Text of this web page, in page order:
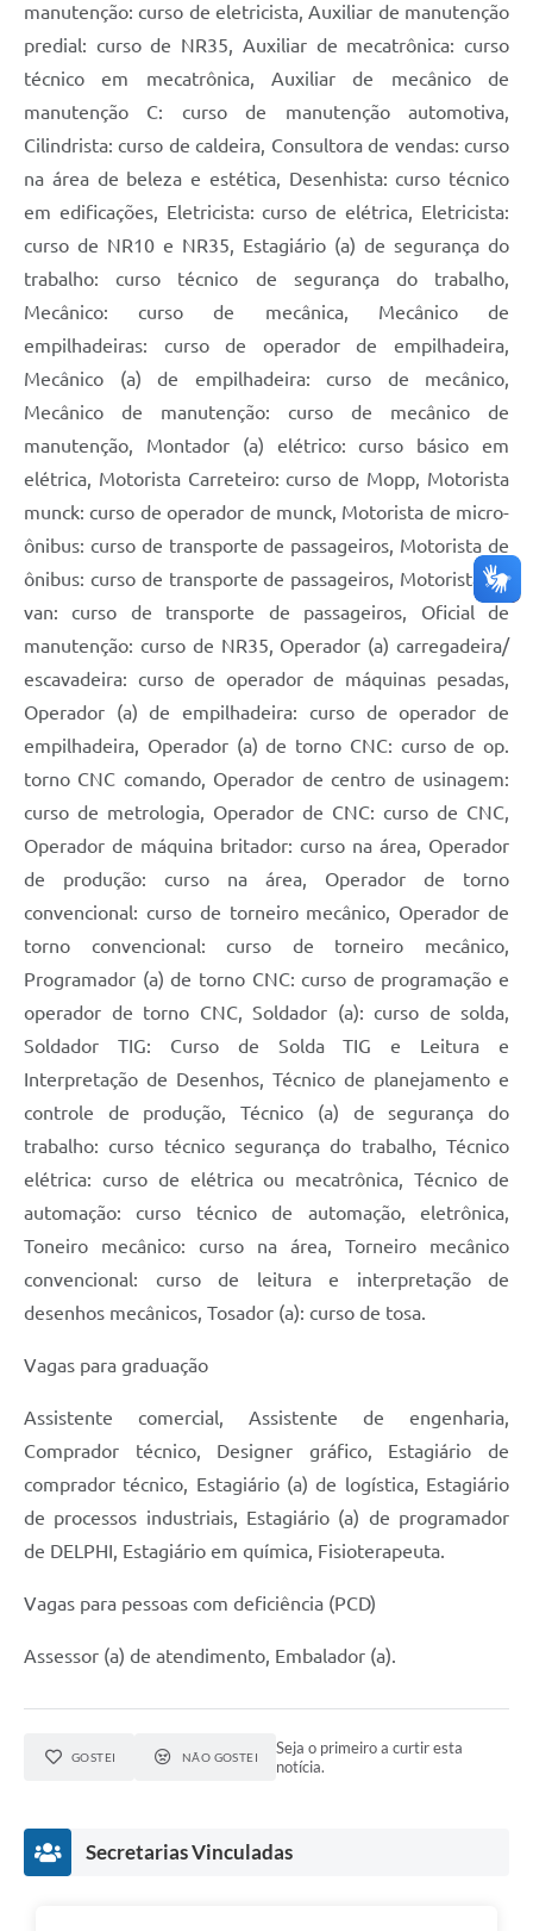
manutenção: curso de eletricista, Auxiliar de manutenção
predial: curso de NR35, Auxiliar de mecatrônica: curso
técnico em mecatrônica, Auxiliar de mecânico de
manutenção C: curso de manutenção automotiva,
Cilindrista: curso de caldeira, Consultora de vendas: curso
na área de beleza e estética, Desenhista: curso técnico
em edificações, Eletricista: curso de elétrica, Eletricista:
curso de NR10 e NR35, Estagiário (a) de segurança do
trabalho: curso técnico de segurança do trabalho,
Mecânico: curso de mecânica, Mecânico de
empilhadeiras: curso de operador de empilhadeira,
Mecânico (a) de empilhadeira: curso de mecânico,
Mecânico de manutenção: curso de mecânico de
manutenção, Montador (a) elétrico: curso básico em
elétrica, Motorista Carreteiro: curso de Mopp, Motorista
munck: curso de operador de munck, Motorista de micro-
ônibus: curso de transporte de passageiros, Motorista de
ônibus: curso de transporte de passageiros, Motorista de
van: curso de transporte de passageiros, Oficial de
manutenção: curso de NR35, Operador (a) carregadeira/
escavadeira: curso de operador de máquinas pesadas,
Operador (a) de empilhadeira: curso de operador de
empilhadeira, Operador (a) de torno CNC: curso de op.
torno CNC comando, Operador de centro de usinagem:
curso de metrologia, Operador de CNC: curso de CNC,
Operador de máquina britador: curso na área, Operador
de produção: curso na área, Operador de torno
convencional: curso de torneiro mecânico, Operador de
torno convencional: curso de torneiro mecânico,
Programador (a) de torno CNC: curso de programação e
operador de torno CNC, Soldador (a): curso de solda,
Soldador TIG: Curso de Solda TIG e Leitura e
Interpretação de Desenhos, Técnico de planejamento e
controle de produção, Técnico (a) de segurança do
trabalho: curso técnico segurança do trabalho, Técnico
elétrica: curso de elétrica ou mecatrônica, Técnico de
automação: curso técnico de automação, eletrônica,
Toneiro mecânico: curso na área, Torneiro mecânico
convencional: curso de leitura e interpretação de
desenhos mecânicos, Tosador (a): curso de tosa.
Vagas para graduação
Assistente comercial, Assistente de engenharia,
Comprador técnico, Designer gráfico, Estagiário de
comprador técnico, Estagiário (a) de logística, Estagiário
de processos industriais, Estagiário (a) de programador
de DELPHI, Estagiário em química, Fisioterapeuta.
Vagas para pessoas com deficiência (PCD)
Assessor (a) de atendimento, Embalador (a).
GOSTEI NÃO GOSTEI
Seja o primeiro a curtir esta
notícia.
Secretarias Vinculadas